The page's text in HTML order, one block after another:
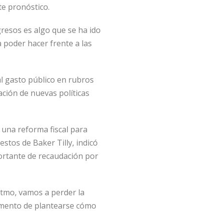
pronóstico.
es algo que se ha ido
hacer frente a las
gasto público en rubros
de nuevas políticas
reforma fiscal para
de Baker Tilly, indicó
de recaudación por
vamos a perder la
de plantearse cómo